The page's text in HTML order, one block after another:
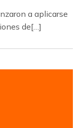
a aplicarse
de[…]